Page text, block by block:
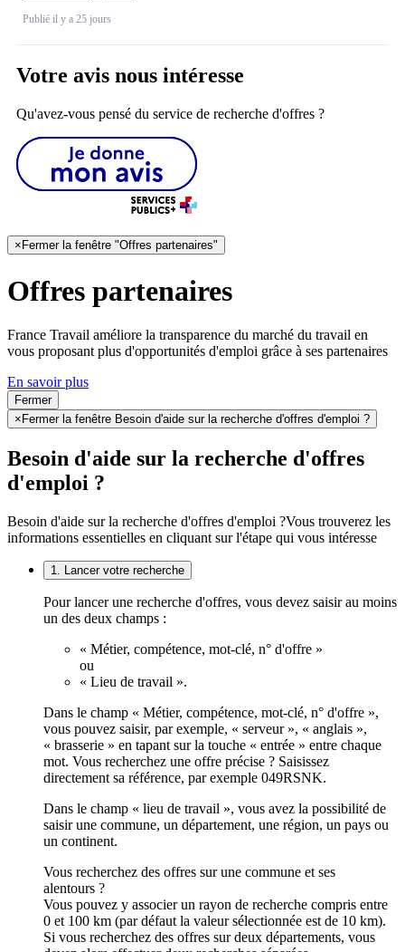
Publié il y a 25 jours
Votre avis nous intéresse
Qu'avez-vous pensé du service de recherche d'offres ?
× Fermer la fenêtre "Offres partenaires"
Offres partenaires
France Travail améliore la transparence du marché du travail en
vous proposant plus d'opportunités d'emploi grâce à ses partenaires
En savoir plus
Fermer
× Fermer la fenêtre Besoin d'aide sur la recherche d'offres d'emploi ?
Besoin d'aide sur la recherche d'offres
d'emploi ?
Besoin d'aide sur la recherche d'offres d'emploi ?Vous trouverez les
informations essentielles en cliquant sur l'étape qui vous intéresse
1. Lancer votre recherche
Pour lancer une recherche d'offres, vous devez saisir au moins
un des deux champs :
« Métier, compétence, mot-clé, n° d'offre »
ou
« Lieu de travail ».
Dans le champ « Métier, compétence, mot-clé, n° d'offre »,
vous pouvez saisir, par exemple, « serveur », « anglais »,
« brasserie » en tapant sur la touche « entrée » entre chaque
mot. Vous recherchez une offre précise ? Saisissez
directement sa référence, par exemple 049RSNK.
Dans le champ « lieu de travail », vous avez la possibilité de
saisir une commune, un département, une région, un pays ou
un continent.
Vous recherchez des offres sur une commune et ses
alentours ?
Vous pouvez y associer un rayon de recherche compris entre
0 et 100 km (par défaut la valeur sélectionnée est de 10 km).
Si vous recherchez des offres sur deux départements, vous